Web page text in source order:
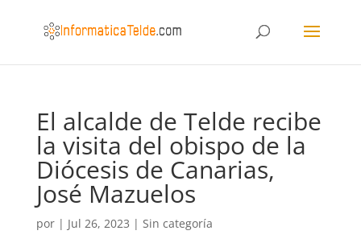
El alcalde de Telde recibe
la visita del obispo de la
Diócesis de Canarias,
José Mazuelos
por | Jul 26, 2023 | Sin categoría